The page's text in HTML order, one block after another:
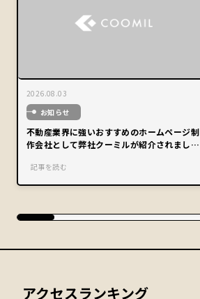
2026.08.03
お知らせ
不動産業界に強いおすすめのホームページ制
作会社として弊社クーミルが紹介されまし
記事を読む
アクセスランキング